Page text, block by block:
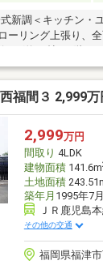
式新調＜キッチン・
ーリング上張り、
車場1台→2台に増設
福間３ 2,999万
2,999万円
間取り 4LDK
建物面積141.6m
土地面積
築年月 1995年7
ＪＲ鹿児島
その他の交通
福岡県福津